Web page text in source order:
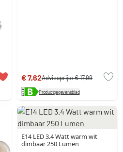
€ 7,62Adviesprijs:€ 17,99
Productgegevensblad
E14 LED 3.4 Watt warm wit
dimbaar 250 Lumen